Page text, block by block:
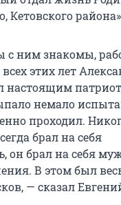
Кетовского
с ним знакомы,
этих лет
настоящим
немало
проходил.
брал на себя
он брал на себя
В этом был
— сказал